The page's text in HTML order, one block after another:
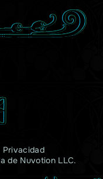
Privacidad
de Nuvotion LLC.